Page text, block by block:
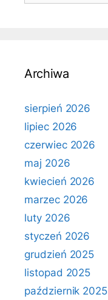
Archiwa
sierpień 2026
lipiec 2026
czerwiec 2026
maj 2026
kwiecień 2026
marzec 2026
luty 2026
styczeń 2026
grudzień 2025
listopad 2025
październik 2025